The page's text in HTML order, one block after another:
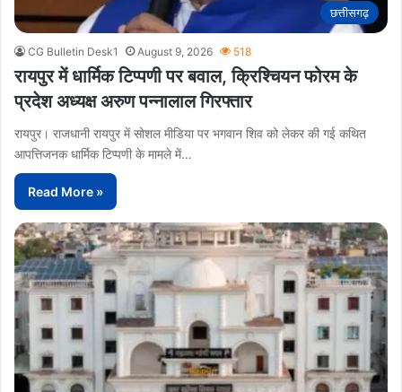
छत्तीसगढ़
CG Bulletin Desk1 August 9, 2026 518
रायपुर में धार्मिक टिप्पणी पर बवाल, क्रिश्चियन फोरम के
प्रदेश अध्यक्ष अरुण पन्नालाल गिरफ्तार
रायपुर। राजधानी रायपुर में सोशल मीडिया पर भगवान शिव को लेकर की गई कथित
आपत्तिजनक धार्मिक टिप्पणी के मामले में…
Read More »